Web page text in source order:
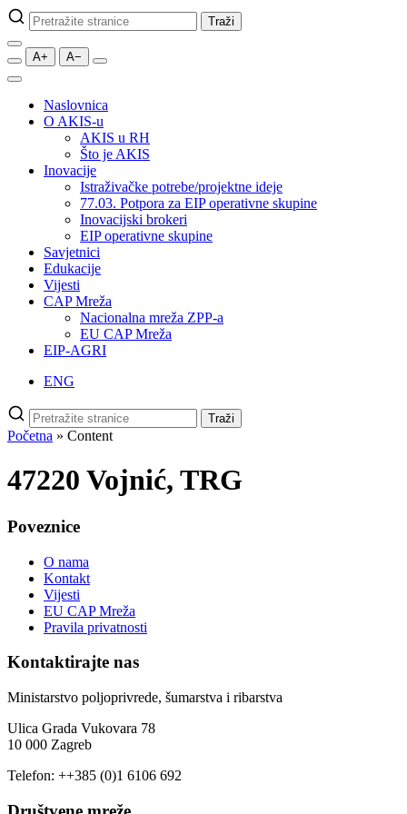
Pretraži
stranice
Traži
A+ A−
Naslovnica
O AKIS-u
AKIS u RH
Što je AKIS
Inovacije
Istraživačke potrebe/projektne ideje
77.03. Potpora za EIP operativne skupine
Inovacijski brokeri
EIP operativne skupine
Savjetnici
Edukacije
Vijesti
CAP Mreža
Nacionalna mreža ZPP-a
EU CAP Mreža
EIP-AGRI
ENG
Pretraži
stranice
Traži
Početna » Content
47220 Vojnić, TRG
Poveznice
O nama
Kontakt
Vijesti
EU CAP Mreža
Pravila privatnosti
Kontaktirajte nas
Ministarstvo poljoprivrede, šumarstva i ribarstva
Ulica Grada Vukovara 78
10 000 Zagreb
Telefon: ++385 (0)1 6106 692